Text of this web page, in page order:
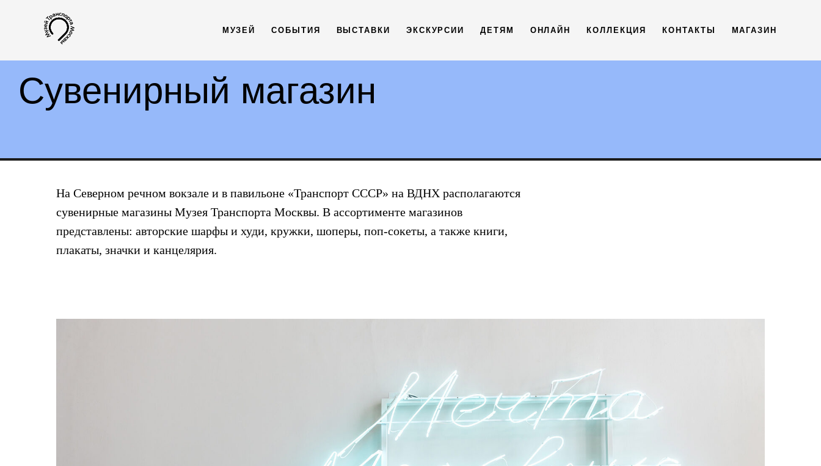
МУЗЕЙ СОБЫТИЯ ВЫСТАВКИ ЭКСКУРСИИ ДЕТЯМ ОНЛАЙН КОЛЛЕКЦИЯ КОНТАКТЫ МАГАЗИН
Сувенирный магазин
На Северном речном вокзале и в павильоне «Транспорт СССР» на ВДНХ располагаются
сувенирные магазины Музея Транспорта Москвы. В ассортименте магазинов
представлены: авторские шарфы и худи, кружки, шоперы, поп-сокеты, а также книги,
плакаты, значки и канцелярия.